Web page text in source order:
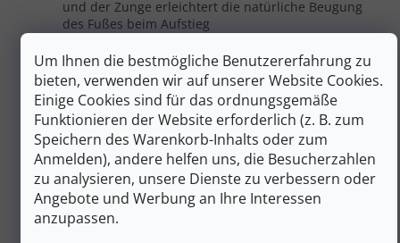
Um Ihnen die bestmögliche Benutzererfahrung zu
bieten, verwenden wir auf unserer Website Cookies.
Einige Cookies sind für das ordnungsgemäße
Funktionieren der Website erforderlich (z. B. zum
Speichern des Warenkorb-Inhalts oder zum
Anmelden), andere helfen uns, die Besucherzahlen
zu analysieren, unsere Dienste zu verbessern oder
Angebote und Werbung an Ihre Interessen
anzupassen.
und der Zunge erleichtert die natürliche Beugung
des Fußes beim Aufstieg
schützt die Zehen und das Leder zuverlässig vor
scharfen Steinen und Geröll
Lange Lebensdauer des Leders bei richtiger Pflege
und regelmäßiger Imprägnierung
Dank dieser ausgewogenen Konstruktion erhalten Sie
Wanderschuhe, die zwar kompromisslosen Halt wie
schwere Expeditionsschuhe bieten, aber dennoch eine
überraschende Flexibilität und Leichtigkeit bewahren,
um Kilometer für Kilometer bequem zu gehen.